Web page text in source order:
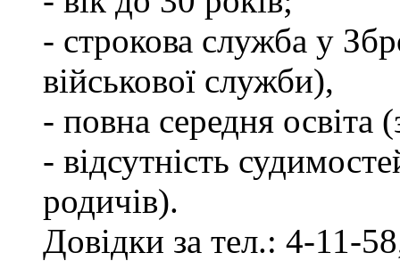
- строкова служба у
військової служби),
- повна середня
- відсутність
родичів).
Довідки за тел.: 4-11-